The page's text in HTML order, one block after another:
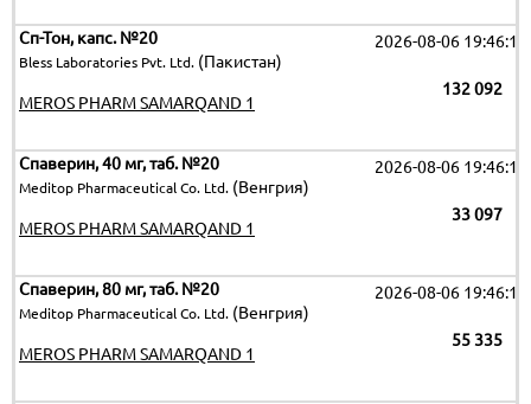
Сп-Тон, капс. №20
Bless Laboratories Pvt. Ltd. (Пакистан)
2026-08-06 19:46:15
132 092
MEROS PHARM SAMARQAND 1
Спаверин, 40 мг, таб. №20
Meditop Pharmaceutical Co. Ltd. (Венгрия)
2026-08-06 19:46:15
33 097
MEROS PHARM SAMARQAND 1
Спаверин, 80 мг, таб. №20
Meditop Pharmaceutical Co. Ltd. (Венгрия)
2026-08-06 19:46:15
55 335
MEROS PHARM SAMARQAND 1